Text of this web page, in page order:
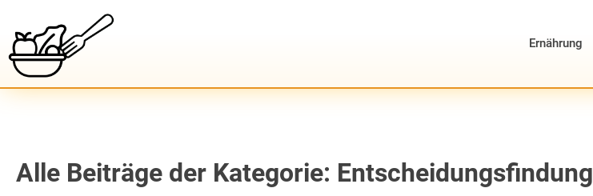
Ernährung
Alle Beiträge der Kategorie: Entscheidungsfindung